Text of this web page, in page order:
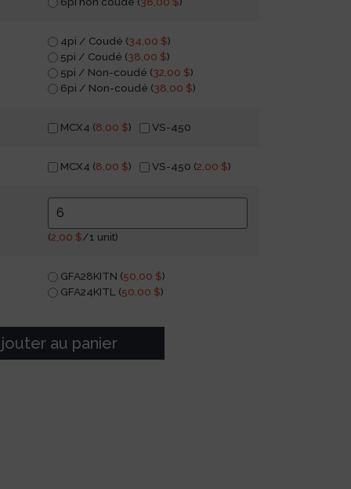
4pi / Coudé (34,00 $)
5pi / Coudé (38,00 $)
5pi / Non-coudé (32,00 $)
6pi / Non-coudé (38,00 $)
MCX4 (8,00 $) VS-450
MCX4 (8,00 $) VS-450 (2,00 $)
(2,00 $/1 unit)
GFA28KITN (50,00 $)
GFA24KITL (50,00 $)
au panier